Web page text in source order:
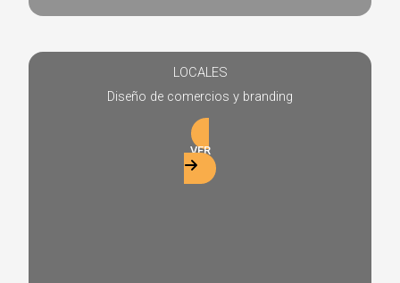
LOCALES
Diseño de comercios y branding
VER